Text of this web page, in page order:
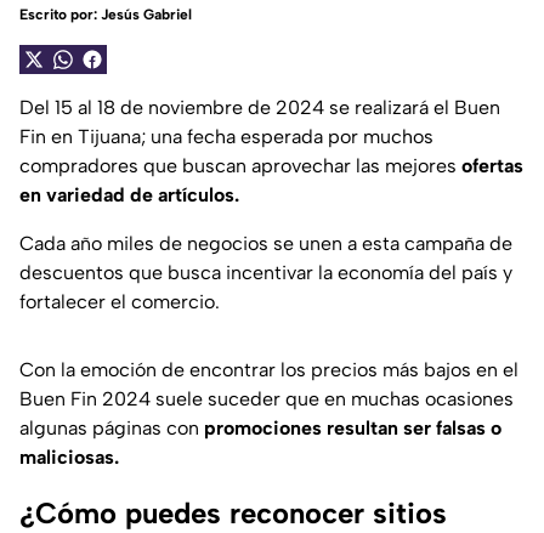
Escrito por: Jesús Gabriel
Del 15 al 18 de noviembre de 2024 se realizará el Buen
Fin en Tijuana; una fecha esperada por muchos
compradores que buscan aprovechar las mejores ofertas
en variedad de artículos.
Cada año miles de negocios se unen a esta campaña de
descuentos que busca incentivar la economía del país y
fortalecer el comercio.
Con la emoción de encontrar los precios más bajos en el
Buen Fin 2024 suele suceder que en muchas ocasiones
algunas páginas con promociones resultan ser falsas o
maliciosas.
¿Cómo puedes reconocer sitios